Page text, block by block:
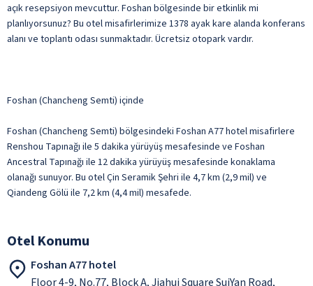
açık resepsiyon mevcuttur. Foshan bölgesinde bir etkinlik mi
planlıyorsunuz? Bu otel misafirlerimize 1378 ayak kare alanda konferans
alanı ve toplantı odası sunmaktadır. Ücretsiz otopark vardır.
Foshan (Chancheng Semti) içinde
Foshan (Chancheng Semti) bölgesindeki Foshan A77 hotel misafirlere
Renshou Tapınağı ile 5 dakika yürüyüş mesafesinde ve Foshan
Ancestral Tapınağı ile 12 dakika yürüyüş mesafesinde konaklama
olanağı sunuyor. Bu otel Çin Seramik Şehri ile 4,7 km (2,9 mil) ve
Qiandeng Gölü ile 7,2 km (4,4 mil) mesafede.
Otel Konumu
Foshan A77 hotel
Floor 4-9, No.77, Block A, Jiahui Square SuiYan Road,